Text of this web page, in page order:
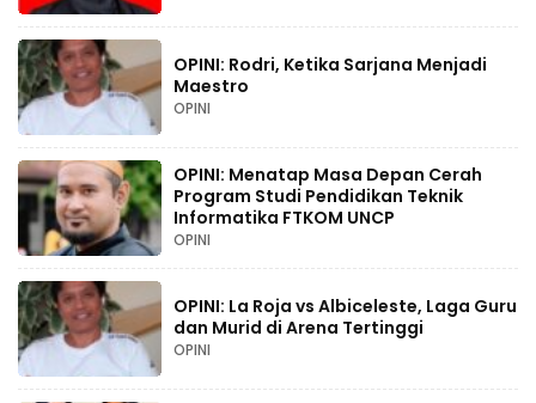
OPINI: Rodri, Ketika Sarjana Menjadi
Maestro
OPINI
OPINI: Menatap Masa Depan Cerah
Program Studi Pendidikan Teknik
Informatika FTKOM UNCP
OPINI
OPINI: La Roja vs Albiceleste, Laga Guru
dan Murid di Arena Tertinggi
OPINI